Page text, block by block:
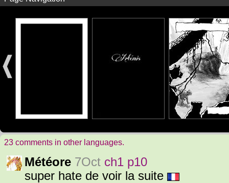
23 comments in other languages.
Météore 7Oct ch1 p10
super hate de voir la suite